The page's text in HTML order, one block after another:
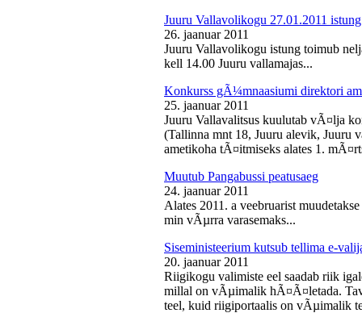
Juuru Vallavolikogu 27.01.2011 istung
26. jaanuar 2011
Juuru Vallavolikogu istung toimub
kell 14.00 Juuru vallamajas...
Konkurss gÃ¼mnaasiumi direktori
25. jaanuar 2011
Juuru Vallavalitsus kuulutab vÃ¤lja
(Tallinna mnt 18, Juuru alevik, Juuru
ametikoha tÃ¤itmiseks alates 1.
Muutub Pangabussi peatusaeg
24. jaanuar 2011
Alates 2011. a veebruarist
min vÃµrra varasemaks...
Siseministeerium kutsub tellima e-
20. jaanuar 2011
Riigikogu valimiste eel saadab riik
millal on vÃµimalik hÃ¤Ã¤letada.
teel, kuid riigiportaalis on vÃµimalik